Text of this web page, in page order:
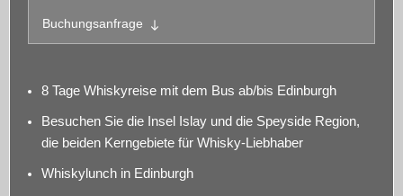
Buchungsanfrage
8 Tage Whiskyreise mit dem Bus ab/bis Edinburgh
Besuchen Sie die Insel Islay und die Speyside Region,
die beiden Kerngebiete für Whisky-Liebhaber
Whiskylunch in Edinburgh